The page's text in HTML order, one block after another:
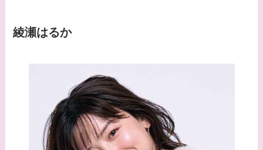
西野七瀬との馴れ初め
や現在の活動は？
【画像】平子理沙と似
綾瀬はるか